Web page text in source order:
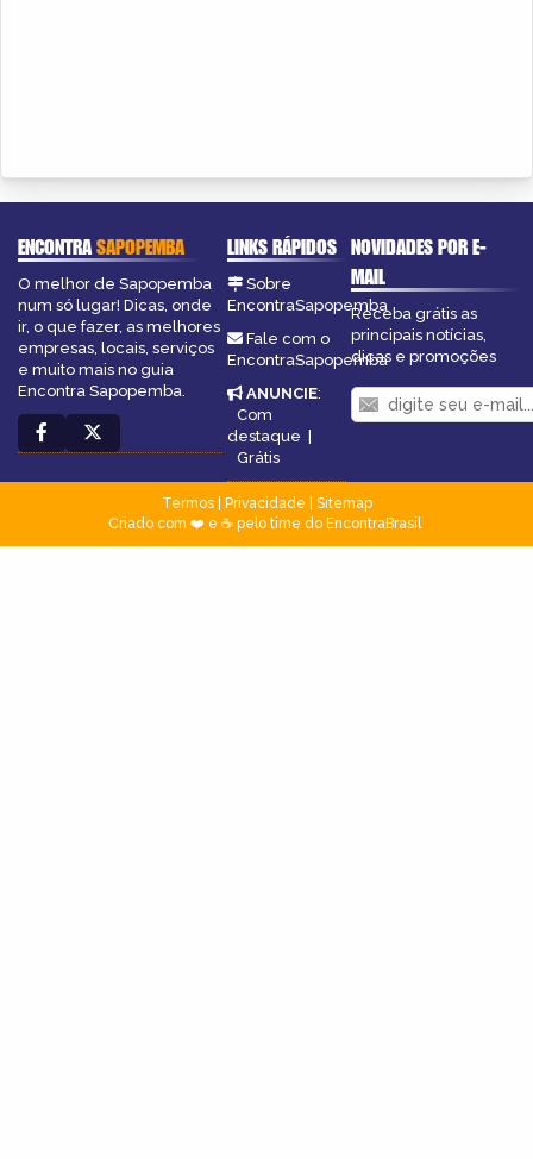
ENCONTRASAPOPEMBA
O melhor de Sapopemba
num só lugar! Dicas, onde
ir, o que fazer, as melhores
empresas, locais, serviços
e muito mais no guia
Encontra Sapopemba.
LINKS RÁPIDOS
Sobre
EncontraSapopemba
Fale com o
EncontraSapopemba
ANUNCIE:
Com
destaque |
Grátis
NOVIDADES POR E-
MAIL
Receba grátis as
principais notícias,
dicas e promoções
Termos| Privacidade
Sitemap
Criado com ❤️ e ☕ pelo time do EncontraBrasil